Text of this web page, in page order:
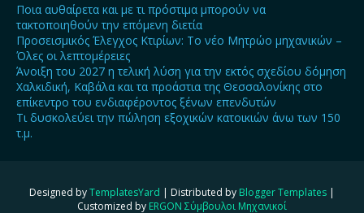
Ποια αυθαίρετα και με τι πρόστιμα μπορούν να
τακτοποιηθούν την επόμενη διετία
Προσεισμικός Έλεγχος Κτιρίων: Το νέο Μητρώο μηχανικών –
Όλες οι λεπτομέρειες
Άνοιξη του 2027 η τελική λύση για την εκτός σχεδίου δόμηση
Χαλκιδική, Καβάλα και τα προάστια της Θεσσαλονίκης στο
επίκεντρο του ενδιαφέροντος ξένων επενδυτών
Τι δυσκολεύει την πώληση εξοχικών κατοικιών άνω των 150
τ.μ.
Designed byTemplatesYard | Distributed by Blogger Templates |
Customized by ERGON Σύμβουλοι Μηχανικοί